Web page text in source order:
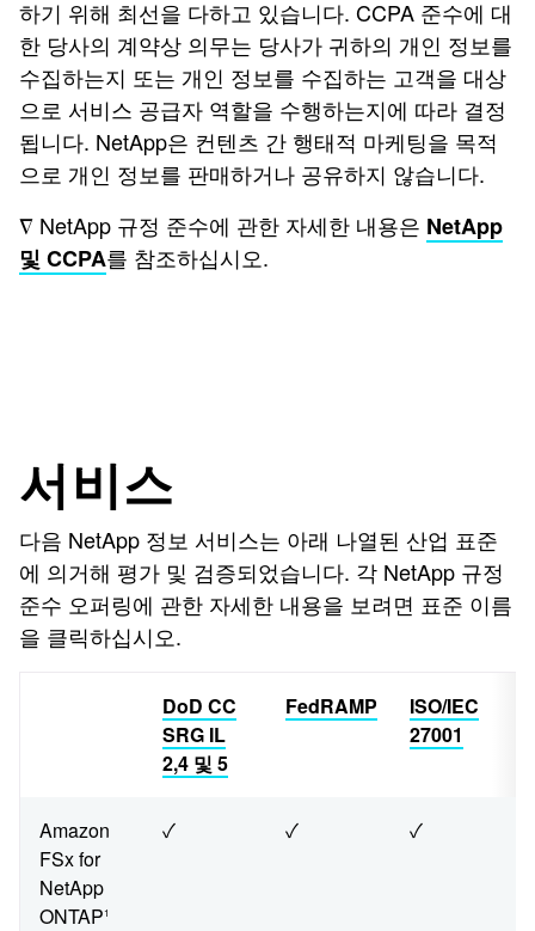
하기 위해 최선을 다하고 있습니다. CCPA 준수에 대
한 당사의 계약상 의무는 당사가 귀하의 개인 정보를
수집하는지 또는 개인 정보를 수집하는 고객을 대상
으로 서비스 공급자 역할을 수행하는지에 따라 결정
됩니다. NetApp은 컨텐츠 간 행태적 마케팅을 목적
으로 개인 정보를 판매하거나 공유하지 않습니다.
∇ NetApp 규정 준수에 관한 자세한 내용은 NetApp
및 CCPA를 참조하십시오.
서비스
다음 NetApp 정보 서비스는 아래 나열된 산업 표준
에 의거해 평가 및 검증되었습니다. 각 NetApp 규정
준수 오퍼링에 관한 자세한 내용을 보려면 표준 이름
을 클릭하십시오.
DoD CC
SRG IL
2,4 및 5
FedRAMP
ISO/IEC
27001
Amazon
FSx for
NetApp
ONTAP1
✓ ✓ ✓